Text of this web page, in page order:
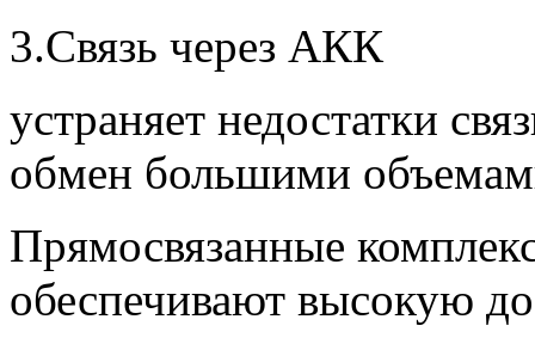
3.Связь через АКК
устраняет недостатки
обмен большими
Прямосвязанные
обеспечивают высокую